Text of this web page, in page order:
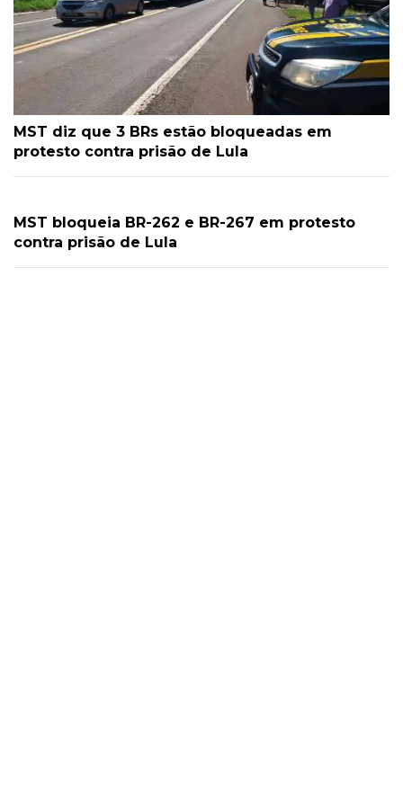
MST diz que 3 BRs estão bloqueadas em
protesto contra prisão de Lula
MST bloqueia BR-262 e BR-267 em protesto
contra prisão de Lula